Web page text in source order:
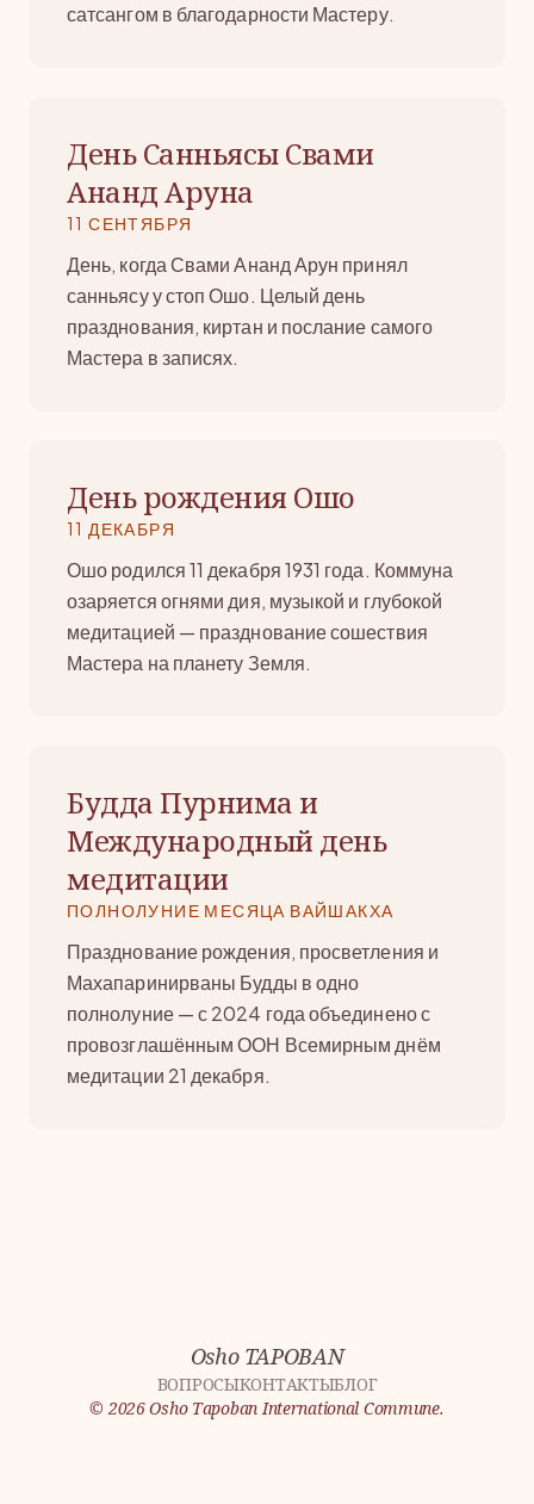
сатсангом в благодарности Мастеру.
День Санньясы Свами
Ананд Аруна
11 СЕНТЯБРЯ
День, когда Свами Ананд Арун принял
санньясу у стоп Ошо. Целый день
празднования, киртан и послание самого
Мастера в записях.
День рождения Ошо
11 ДЕКАБРЯ
Ошо родился 11 декабря 1931 года. Коммуна
озаряется огнями дия, музыкой и глубокой
медитацией — празднование сошествия
Мастера на планету Земля.
Будда Пурнима и
Международный день
медитации
ПОЛНОЛУНИЕ МЕСЯЦА ВАЙШАКХА
Празднование рождения, просветления и
Махапаринирваны Будды в одно
полнолуние — с 2024 года объединено с
провозглашённым ООН Всемирным днём
медитации 21 декабря.
Osho TAPOBAN
ВОПРОСЫКОНТАКТЫБЛОГ
© 2026Osho Tapoban International Commune.